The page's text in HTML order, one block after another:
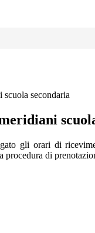
secondaria
gli orari di
procedura di